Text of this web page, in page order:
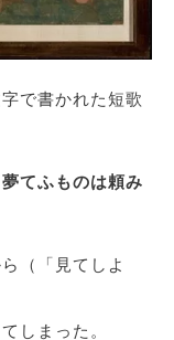
で書かれた短歌
てふものは頼み
（「見てしよ
しまった。